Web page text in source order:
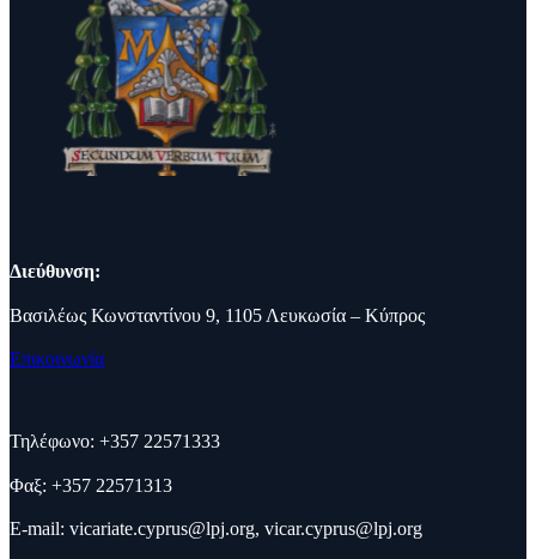
Διεύθυνση:
Βασιλέως Κωνσταντίνου 9, 1105 Λευκωσία – Κύπρος
Επικοινωνία
Τηλέφωνο: +357 22571333
Φαξ: +357 22571313
E-mail: vicariate.cyprus@lpj.org, vicar.cyprus@lpj.org